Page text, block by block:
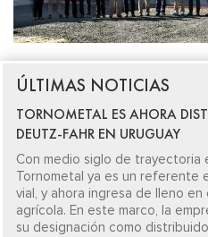
ÚLTIMAS NOTICIAS
TORNOMETAL ES AHORA
DEUTZ-FAHR EN URUGUAY
Con medio siglo de trayectoria
Tornometal ya es un referente
vial, y ahora ingresa de lleno
agrícola. En este marco, la
su designación como